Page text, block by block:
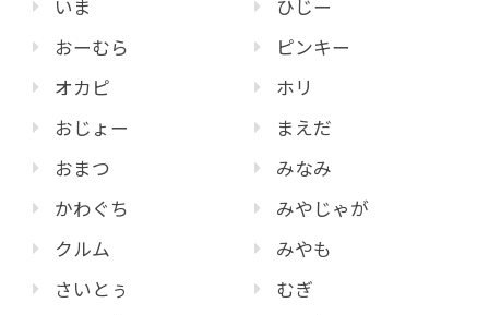
いま
おーむら
オカピ
おじょー
おまつ
かわぐち
クルム
さいとぅ
ひじー
ピンキー
ホリ
まえだ
みなみ
みやじゃが
みやも
むぎ